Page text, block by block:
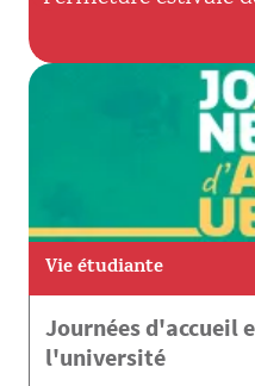
Vie étudiante
Journées d'accueil
l'université